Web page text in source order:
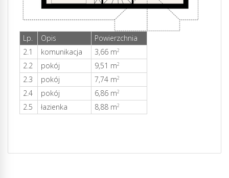
Lp. Opis
Powierzchnia
2.1
komunikacja 3,66 m2
2.2 pokój 9,51 m2
2.3 pokój 7,74 m2
2.4 pokój 6,86 m2
2.5 łazienka 8,88 m2